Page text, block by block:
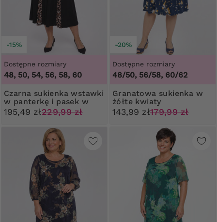
-15%
Dostępne rozmiary
48, 50, 54, 56, 58, 60
Czarna sukienka wstawki
w panterkę i pasek w
talii
195,49 zł229,99 zł
-20%
Dostępne rozmiary
48/50, 56/58, 60/62
Granatowa sukienka w
żółte kwiaty
143,99 zł179,99 zł